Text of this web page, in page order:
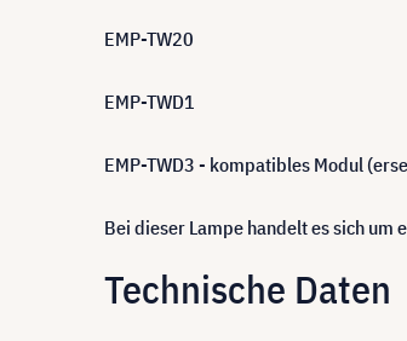
EMP-TW20
EMP-TWD1
EMP-TWD3 - kompatibles Modul
Bei dieser Lampe handelt es sich
Technische Daten